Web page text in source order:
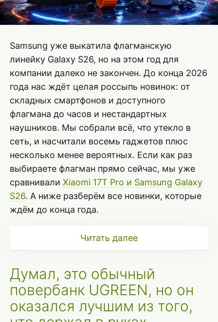
Samsung уже выкатила флагманскую
линейку Galaxy S26, но на этом год для
компании далеко не закончен. До конца 2026
года нас ждёт целая россыпь новинок: от
складных смартфонов и доступного
флагмана до часов и нестандартных
наушников. Мы собрали всё, что утекло в
сеть, и насчитали восемь гаджетов плюс
несколько менее вероятных. Если как раз
выбираете флагман прямо сейчас, мы уже
сравнивали Xiaomi 17T Pro и Samsung Galaxy
S26. А ниже разберём все новинки, которые
ждём до конца года.
Читать далее
Думал, это обычный
повербанк UGREEN, но он
оказался лучшим из того,